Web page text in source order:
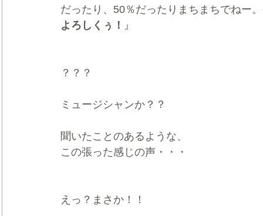
だったり、50％だったりまちまちでねー
よろしくぅ！ 』
？？？
ミュージシャンか？？
聞いたことのあるような、
この張った感じの声・・・
えっ？まさか！！